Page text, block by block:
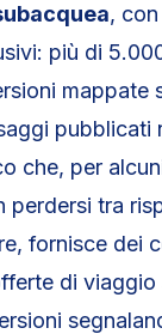
,
più di
mappate
pubblicati
che, per
perdersi tra
fornisce dei
di